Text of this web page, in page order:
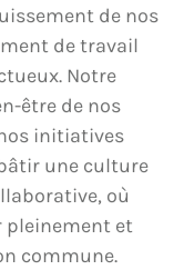
de nos
de travail
Notre
être de nos
initiatives
une culture
où
pleinement et
commune.